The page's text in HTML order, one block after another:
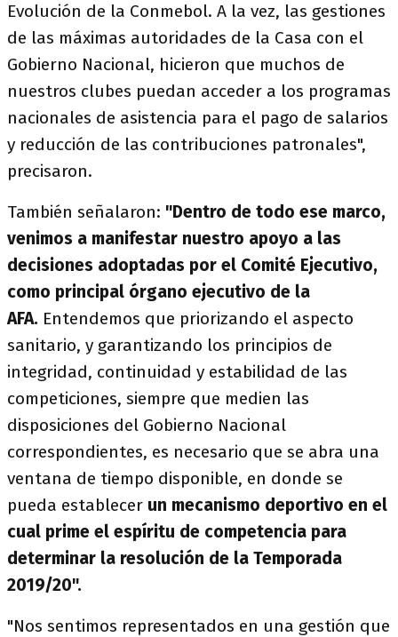
Evolución de la Conmebol. A la vez, las gestiones
de las máximas autoridades de la Casa con el
Gobierno Nacional, hicieron que muchos de
nuestros clubes puedan acceder a los programas
nacionales de asistencia para el pago de salarios
y reducción de las contribuciones patronales",
precisaron.
También señalaron: "Dentro de todo ese marco,
venimos a manifestar nuestro apoyo a las
decisiones adoptadas por el Comité Ejecutivo,
como principal órgano ejecutivo de la
AFA. Entendemos que priorizando el aspecto
sanitario, y garantizando los principios de
integridad, continuidad y estabilidad de las
competiciones, siempre que medien las
disposiciones del Gobierno Nacional
correspondientes, es necesario que se abra una
ventana de tiempo disponible, en donde se
pueda establecer un mecanismo deportivo en el
cual prime el espíritu de competencia para
determinar la resolución de la Temporada
2019/20".
"Nos sentimos representados en una gestión que